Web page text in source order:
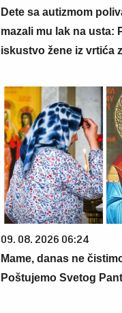
Dete sa autizmom
mazali mu lak na usta:
iskustvo žene iz vrtića
09. 08. 2026 06:24
Mame, danas ne
Poštujemo Svetog